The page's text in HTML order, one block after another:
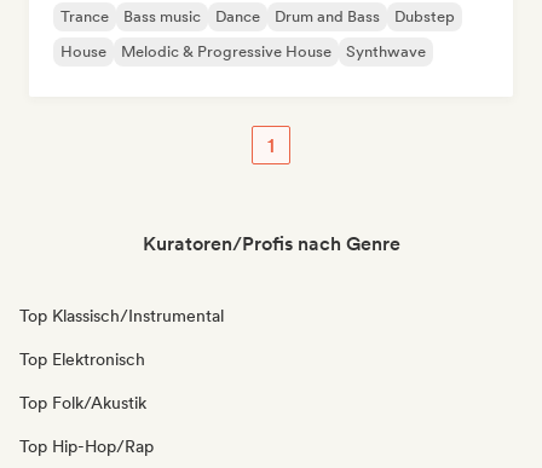
Trance Bass music Dance Drum and Bass
Dubstep
House
Melodic & Progressive House Synthwave
1
Kuratoren/Profis nach Genre
Top Klassisch/Instrumental
Top Elektronisch
Top Folk/Akustik
Top Hip-Hop/Rap